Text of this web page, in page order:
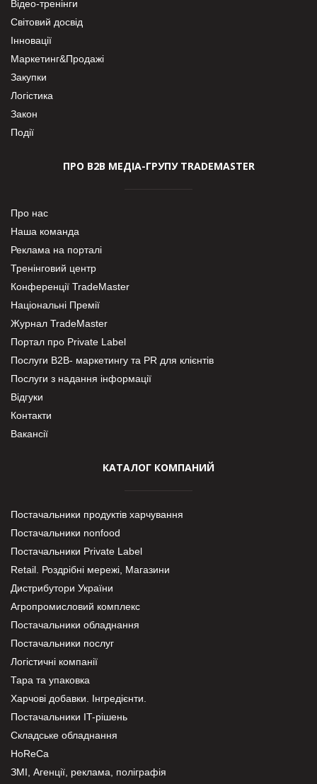
Відео-тренінги
Світовий досвід
Інновації
Маркетинг&Продажі
Закупки
Логістика
Закон
Події
ПРО В2В МЕДІА-ГРУПУ TRADEMASTER
Про нас
Наша команда
Реклама на порталі
Тренінговий центр
Конференції TradeMaster
Національні Премії
Журнал TradeMaster
Портал про Private Label
Послуги В2В- маркетингу та PR для клієнтів
Послуги з надання інформації
Відгуки
Контакти
Вакансії
КАТАЛОГ КОМПАНИЙ
Постачальники продуктів харчування
Постачальники nonfood
Постачальники Private Label
Retail. Роздрібні мережі, Магазини
Дистрибутори України
Агропромисловий комплекс
Постачальники обладнання
Постачальники послуг
Логістичні компанії
Тара та упаковка
Харчові добавки. Інгредієнти.
Постачальники IT-рішень
Складське обладнання
HoReCa
ЗМІ, Агенції, реклама, поліграфія